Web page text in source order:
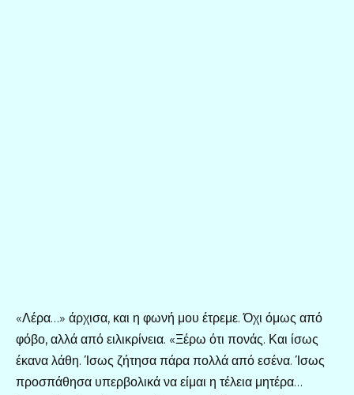
«Λέρα…» άρχισα, και η φωνή μου έτρεμε. Όχι όμως από
φόβο, αλλά από ειλικρίνεια. «Ξέρω ότι πονάς. Και ίσως
έκανα λάθη. Ίσως ζήτησα πάρα πολλά από εσένα. Ίσως
προσπάθησα υπερβολικά να είμαι η τέλεια μητέρα…